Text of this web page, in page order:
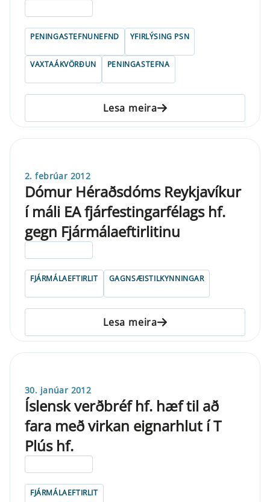
PENINGASTEFNUNEFND YFIRLÝSING PSN
VAXTAÁKVÖRÐUN PENINGASTEFNA
Lesa meira
2. febrúar 2012
Dómur Héraðsdóms Reykjavíkur
í máli EA fjárfestingarfélags hf.
gegn Fjármálaeftirlitinu
FJÁRMÁLAEFTIRLIT GAGNSÆISTILKYNNINGAR
Lesa meira
30. janúar 2012
Íslensk verðbréf hf. hæf til að
fara með virkan eignarhlut í T
Plús hf.
FJÁRMÁLAEFTIRLIT